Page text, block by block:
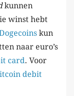
kunnen
winst hebt
kun
naar euro’s
card. Voor
debit